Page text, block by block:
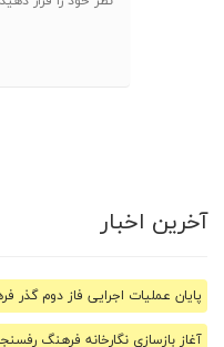
آخرین اخبار
پایان عملیات اجرایی فاز دوم گذر
آغاز بازسازی نگارخانه فرهنگ